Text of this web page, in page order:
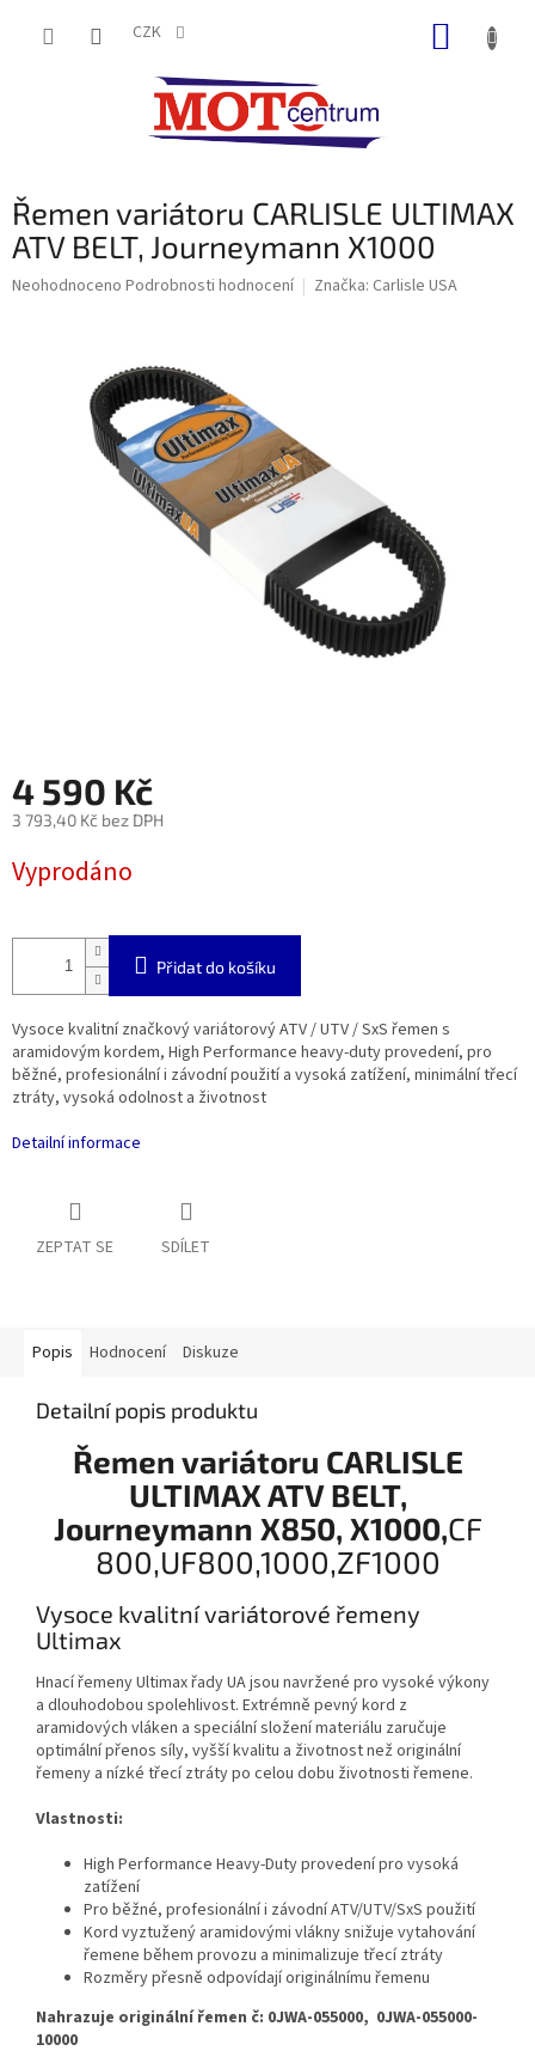
CZK
Řemen variátoru CARLISLE ULTIMAX
ATV BELT, Journeymann X1000
Průměrné
Neohodnoceno Podrobnosti hodnocení Značka: Carlisle USA
4 590 Kč
3 793,40 Kč bez DPH
cena:
Vyprodáno
Přidat do košíku
Vysoce kvalitní značkový variátorový ATV / UTV / SxS řemen s
aramidovým kordem, High Performance heavy-duty provedení, pro
běžné, profesionální i závodní použití a vysoká zatížení, minimální třecí
ztráty, vysoká odolnost a životnost
Detailní informace
ZEPTAT SE SDÍLET
Popis Hodnocení Diskuze
Detailní popis produktu
Řemen variátoru CARLISLE
ULTIMAX ATV BELT,
Journeymann X850, X1000,CF
800,UF800,1000,ZF1000
Vysoce kvalitní variátorové řemeny
Ultimax
Hnací řemeny Ultimax řady UA jsou navržené pro vysoké výkony
a dlouhodobou spolehlivost. Extrémně pevný kord z
aramidových vláken a speciální složení materiálu zaručuje
optimální přenos síly, vyšší kvalitu a životnost než originální
řemeny a nízké třecí ztráty po celou dobu životnosti řemene.
Vlastnosti:
High Performance Heavy-Duty provedení pro vysoká
zatížení
Pro běžné, profesionální i závodní ATV/UTV/SxS použití
Kord vyztužený aramidovými vlákny snižuje vytahování
řemene během provozu a minimalizuje třecí ztráty
Rozměry přesně odpovídají originálnímu řemenu
Nahrazuje originální řemen č: 0JWA-055000, 0JWA-055000-
10000